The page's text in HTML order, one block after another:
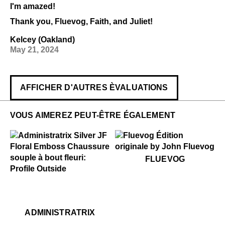
I'm amazed!
Thank you, Fluevog, Faith, and Juliet!
Kelcey (Oakland)
May 21, 2024
AFFICHER D'AUTRES ÈVALUATIONS
VOUS AIMEREZ PEUT-ÊTRE ÉGALEMENT
ADMINISTRATRIX
FluevogFLUEVOG